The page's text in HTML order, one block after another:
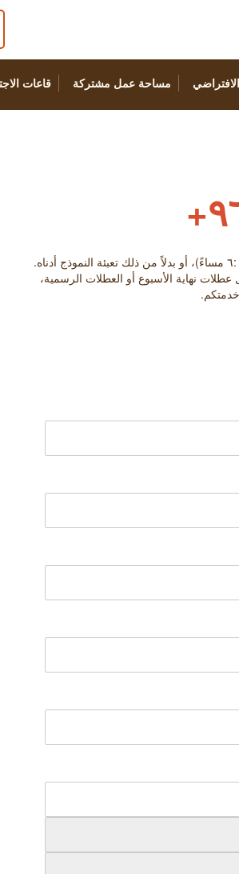
مساحة عمل مشتركة قاعات
نهاية الأسبوع أو العطلات الرسمية،